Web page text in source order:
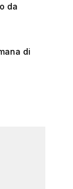
da
di